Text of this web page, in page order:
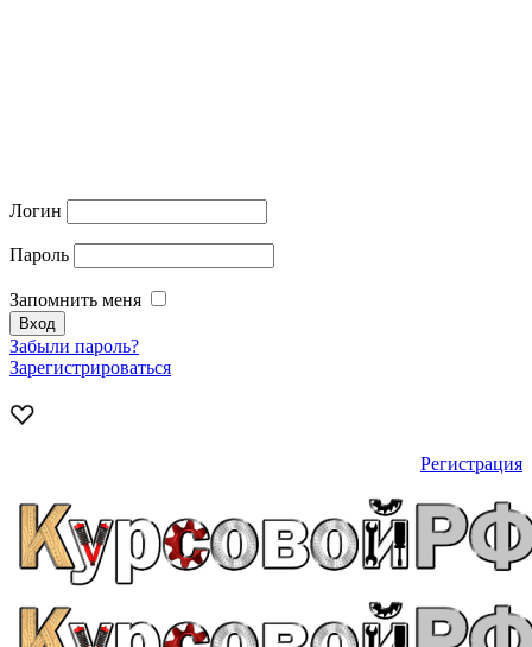
Логин
Пароль
Запомнить меня
Забыли пароль?
Зарегистрироваться
Регистрация